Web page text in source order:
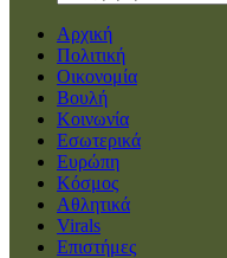
Αρχική
Πολιτική
Οικονομία
Βουλή
Κοινωνία
Εσωτερικά
Ευρώπη
Κόσμος
Αθλητικά
Virals
Επιστήμες